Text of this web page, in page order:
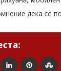
дека се